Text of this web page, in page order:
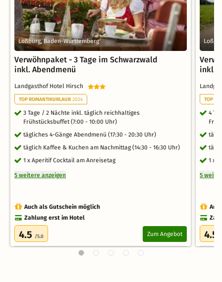
Loßburg, Baden-Württemberg
Verwöhnpaket - 3 Tage im Schwarzwald
inkl. Abendmenü
Landgasthof Hotel Hirsch
TOP ROMANTIKURLAUB 2024
3 Tage / 2 Nächte inkl. täglich reichhaltiges
Frühstücksbuffet (7:00 - 10:00 Uhr)
tägliches 4-Gänge Abendmenü (17:30 - 20:30 Uhr)
täglich Kaffee & Kuchen am Nachmittag (14:30 - 16:30 Uhr)
1 x Aperitif Cocktail am Anreisetag
5 weitere anzeigen
Auch als Gutschein möglich
Zahlung erst im Hotel
4.5 /5.0 Zum Angebot
inkl.
TOP
4
1 x
5
4.5